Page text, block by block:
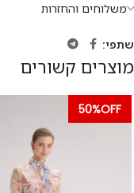
משלוחים והחזרות
שתפי:
מוצרים קשורים
50%OFF